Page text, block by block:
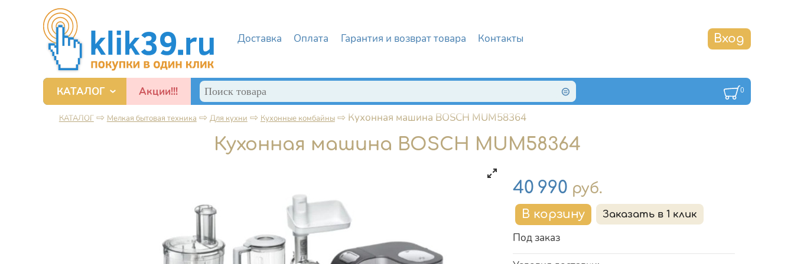
Перейти к основному содержанию
Доставка Оплата Гарантия и возврат товара Контакты
КАТАЛОГ Акции!!! Форма поиска
Поиск 0
Вы здесь
КАТАЛОГ⇨ Мелкая бытовая техника ⇨ Для кухни ⇨ Кухонные комбайны⇨ Кухонная машина BOSCH MUM58364
Кухонная машина BOSCH MUM58364
Цена
40 990 руб.
Под заказ